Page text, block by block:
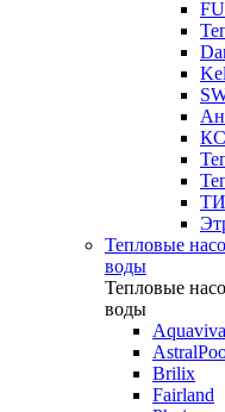
КС
Тепловые
воды
Тепловые
воды
Aquaviva
Brilix
Fairland